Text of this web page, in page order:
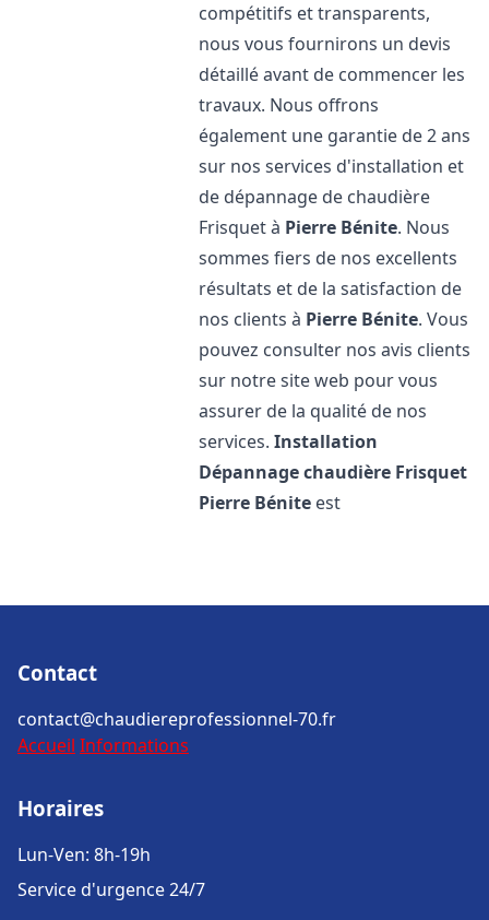
compétitifs et transparents,
nous vous fournirons un devis
détaillé avant de commencer les
travaux. Nous offrons
également une garantie de 2 ans
sur nos services d'installation et
de dépannage de chaudière
Frisquet à Pierre Bénite. Nous
sommes fiers de nos excellents
résultats et de la satisfaction de
nos clients à Pierre Bénite. Vous
pouvez consulter nos avis clients
sur notre site web pour vous
assurer de la qualité de nos
services.Installation
Dépannage chaudière Frisquet
Pierre Bénite est
Contact
contact@chaudiereprofessionnel-70.fr
Accueil Informations
Horaires
Lun-Ven: 8h-19h
Service d'urgence 24/7